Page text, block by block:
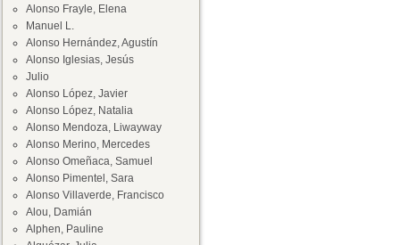
Alonso Frayle, Elena
Manuel L.
Alonso Hernández, Agustín
Alonso Iglesias, Jesús
Julio
Alonso López, Javier
Alonso López, Natalia
Alonso Mendoza, Liwayway
Alonso Merino, Mercedes
Alonso Omeñaca, Samuel
Alonso Pimentel, Sara
Alonso Villaverde, Francisco
Alou, Damián
Alphen, Pauline